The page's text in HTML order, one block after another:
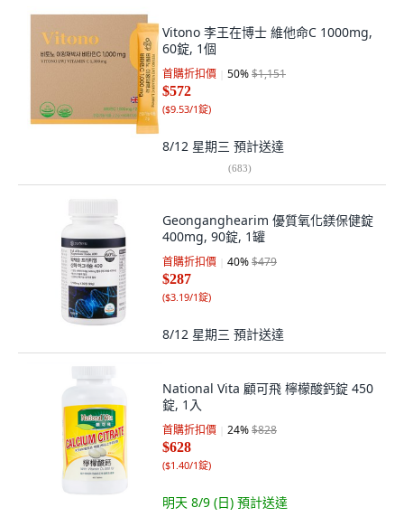
Vitono 李王在博士 維他命C 1000mg,
60錠, 1個
首購折扣價 50%$1,151
$572
($9.53/1錠)
8/12 星期三 預計送達
(683)
Geonganghearim 優質氧化鎂保健錠
400mg, 90錠, 1罐
首購折扣價 40%$479
$287
($3.19/1錠)
8/12 星期三 預計送達
National Vita 顧可飛 檸檬酸鈣錠 450
錠, 1入
首購折扣價 24%$828
$628
($1.40/1錠)
明天 8/9 (日) 預計送達